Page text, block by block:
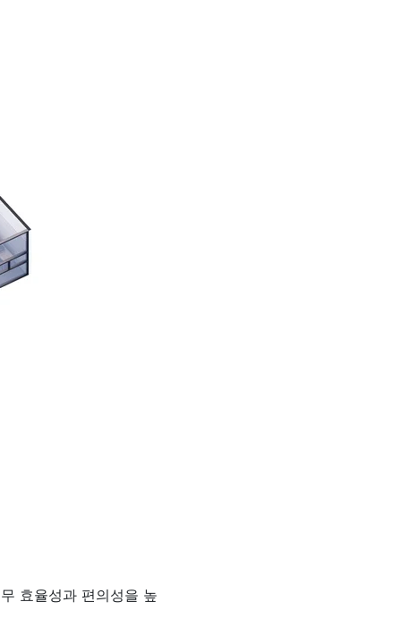
효율성과 편의성을 높